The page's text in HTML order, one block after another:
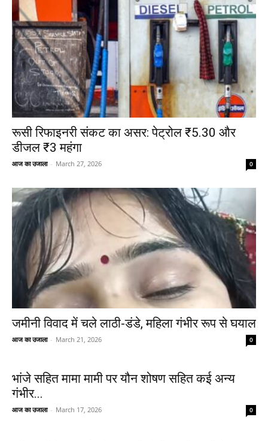
रूसी रिफाइनरी संकट का असर: पेट्रोल ₹5.30 और
डीजल ₹3 महंगा
आज का उजाला - March 27, 2026 0
जमीनी विवाद में चले लाठी-डंडे, महिला गंभीर रूप से घयाल
आज का उजाला - March 21, 2026 0
भांजे सहित मामा मामी पर यौन शोषण सहित कई अन्य
गंभीर...
आज का उजाला - March 17, 2026 0